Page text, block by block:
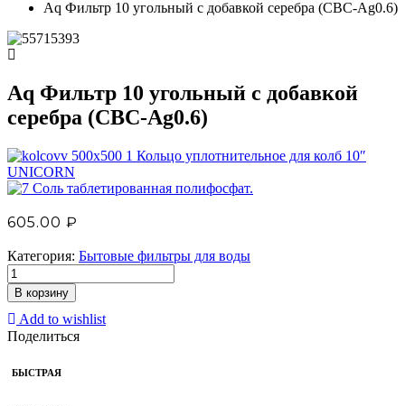
Aq Фильтр 10 угольный с добавкой серебра (CBC-Ag0.6)
Aq Фильтр 10 угольный с добавкой
серебра (CBC-Ag0.6)
Кольцо уплотнительное для колб 10″
UNICORN
Соль таблетированная полифосфат.
605.00 ₽
Категория: Бытовые фильтры для воды
В корзину
Add to wishlist
Поделиться
БЫСТРАЯ